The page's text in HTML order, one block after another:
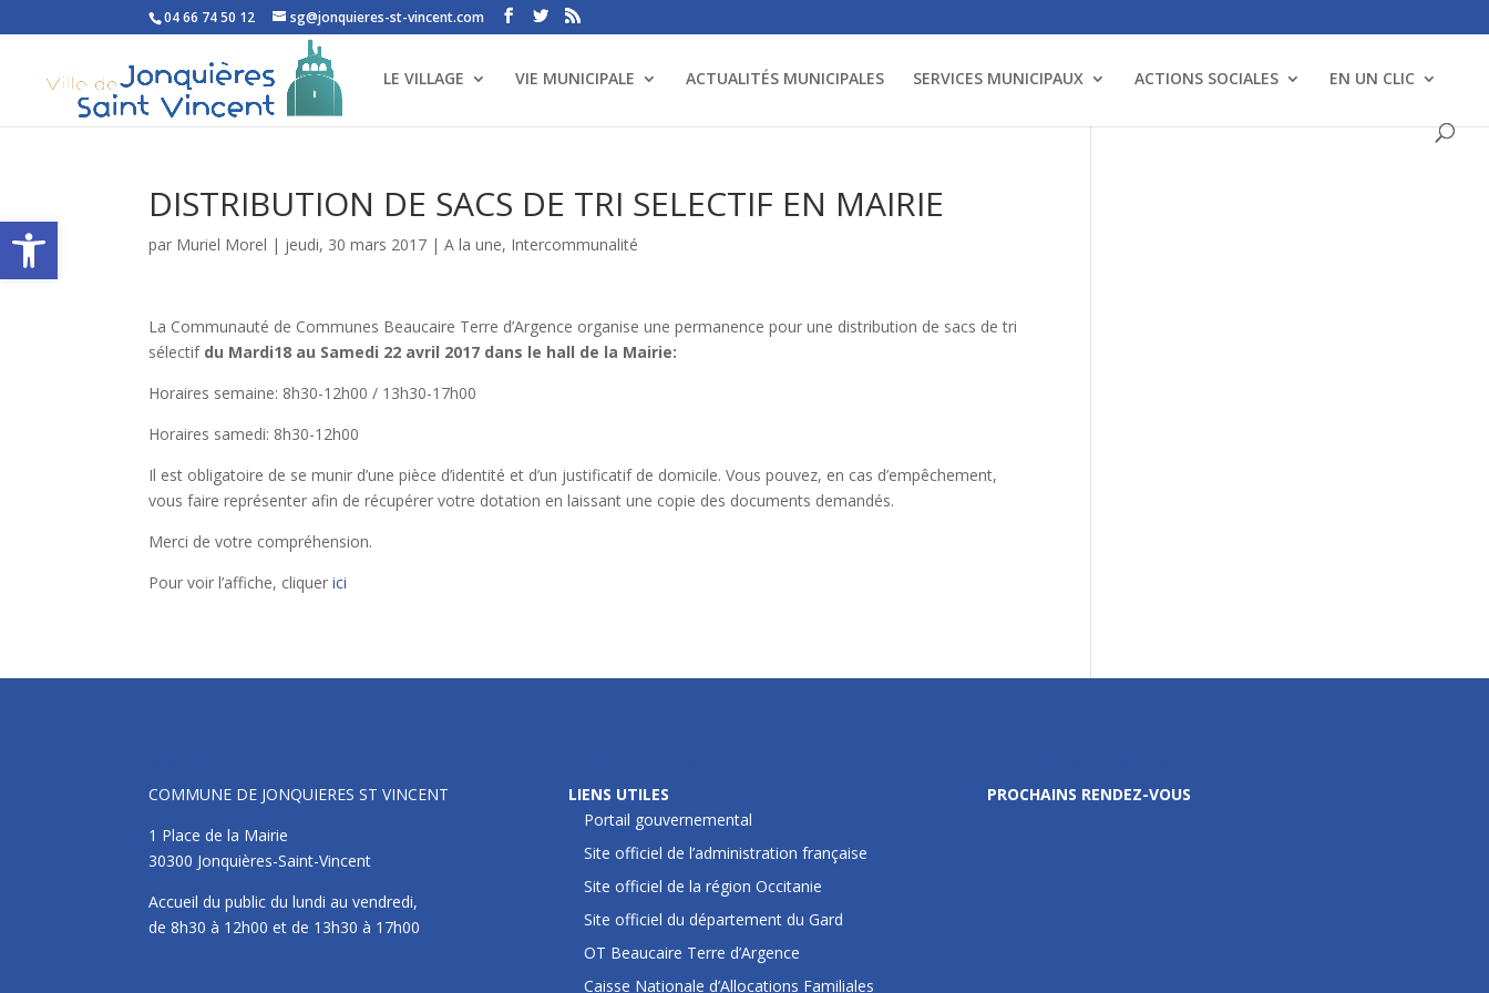
Ouvrir la barre d’outils
04 66 74 50 12 sg@jonquieres-st-vincent.com
LE VILLAGE VIE MUNICIPALE ACTUALITÉS MUNICIPALES SERVICES MUNICIPAUX ACTIONS SOCIALES EN UN CLIC
DISTRIBUTION DE SACS DE TRI SELECTIF EN MAIRIE
par Muriel Morel | jeudi, 30 mars 2017 |A la une, Intercommunalité
La Communauté de Communes Beaucaire Terre d’Argence organise une permanence pour une distribution de sacs de tri
sélectif du Mardi18 au Samedi 22 avril 2017 dans le hall de la Mairie:
Horaires semaine: 8h30-12h00 / 13h30-17h00
Horaires samedi: 8h30-12h00
Il est obligatoire de se munir d’une pièce d’identité et d’un justificatif de domicile. Vous pouvez, en cas d’empêchement,
vous faire représenter afin de récupérer votre dotation en laissant une copie des documents demandés.
Merci de votre compréhension.
Pour voir l’affiche, cliquerici
COMMUNE DE JONQUIERES ST VINCENT
1 Place de la Mairie
30300 Jonquières-Saint-Vincent
Accueil du public du lundi au vendredi,
de 8h30 à 12h00 et de 13h30 à 17h00
LIENS UTILES
Portail gouvernemental
Site officiel de l’administration française
Site officiel de la région Occitanie
Site officiel du département du Gard
OT Beaucaire Terre d’Argence
Caisse Nationale d’Allocations Familiales
PROCHAINS RENDEZ-VOUS